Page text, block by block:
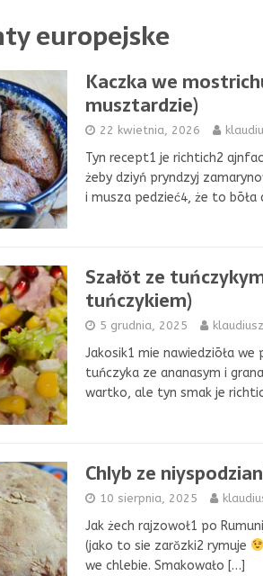
europejske
Kaczka we
musztardzie)
22 kwietnia, 2026
Tyn recept1 je richtich2
żeby dziyń pryndzyj
i musza pedzieć4, że to bōła
Szałŏt ze
tuńczykiem)
5 grudnia, 2025
Jakosik1 mie nawiedziōła
tuńczyka ze ananasym i
wartko, ale tyn smak je
Chlyb ze
10 sierpnia, 2025
Jak żech rajzowoł1 po
(jako to sie zarŏzki2 rymuje
we chlebie. Smakowało […]